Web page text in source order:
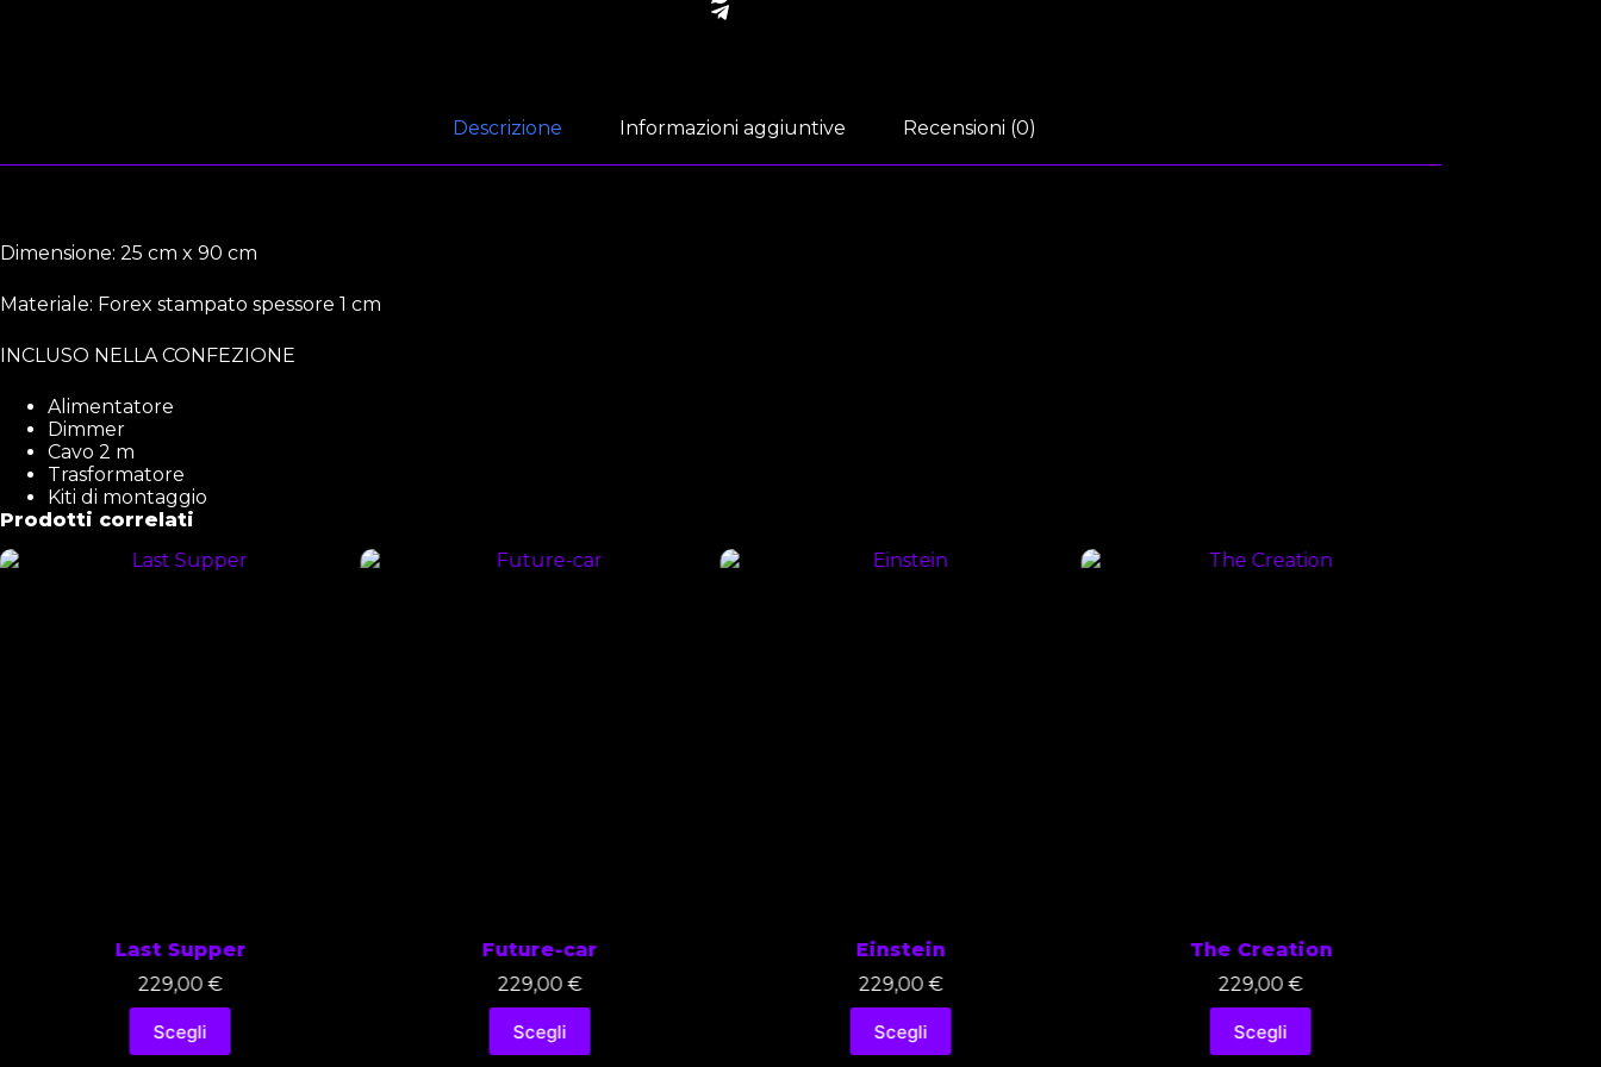
Descrizione Informazioni aggiuntive Recensioni (0)
Dimensione: 25 cm x 90 cm
Materiale: Forex stampato spessore 1 cm
INCLUSO NELLA CONFEZIONE
Alimentatore
Dimmer
Cavo 2 m
Trasformatore
Kiti di montaggio
Prodotti correlati
Last Supper
229,00€
Scegli
Future-car
229,00€
Scegli
Einstein
229,00€
Scegli
The Creation
229,00€
Scegli